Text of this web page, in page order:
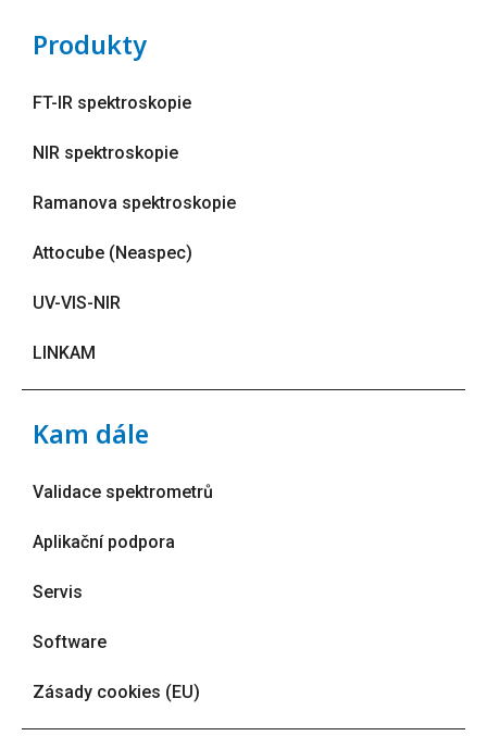
Produkty
FT-IR spektroskopie
NIR spektroskopie
Ramanova spektroskopie
Attocube (Neaspec)
UV-VIS-NIR
LINKAM
Kam dále
Validace spektrometrů
Aplikační podpora
Servis
Software
Zásady cookies (EU)